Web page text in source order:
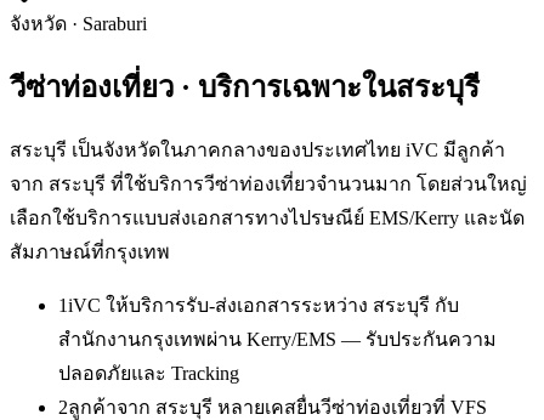
จังหวัด · Saraburi
วีซ่าท่องเที่ยว · บริการเฉพาะในสระบุรี
สระบุรี เป็นจังหวัดในภาคกลางของประเทศไทย iVC มีลูกค้า
จาก สระบุรี ที่ใช้บริการวีซ่าท่องเที่ยวจำนวนมาก โดยส่วนใหญ่
เลือกใช้บริการแบบส่งเอกสารทางไปรษณีย์ EMS/Kerry และนัด
สัมภาษณ์ที่กรุงเทพ
1iVC ให้บริการรับ-ส่งเอกสารระหว่าง สระบุรี กับ
สำนักงานกรุงเทพผ่าน Kerry/EMS — รับประกันความ
ปลอดภัยและ Tracking
2ลูกค้าจาก สระบุรี หลายเคสยื่นวีซ่าท่องเที่ยวที่ VFS